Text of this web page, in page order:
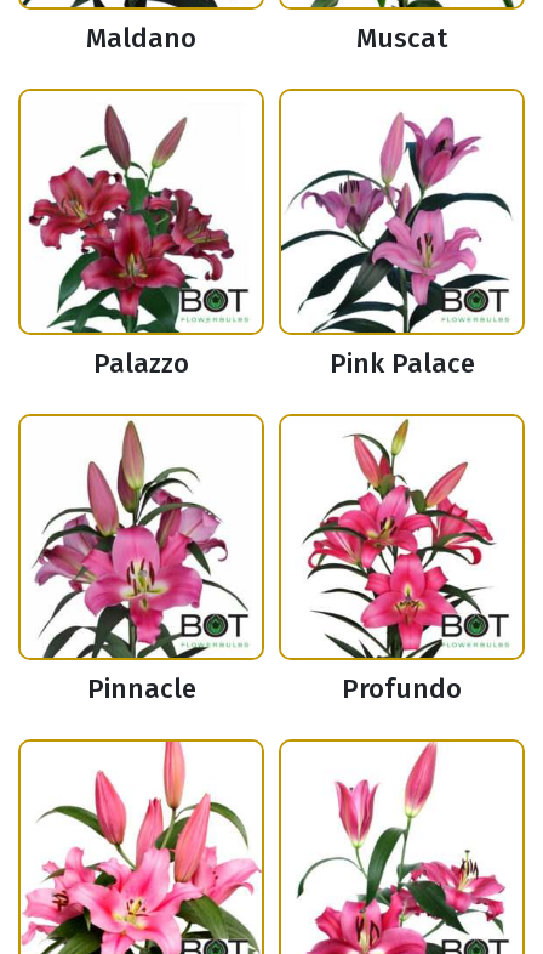
Maldano Muscat
Palazzo Pink Palace
Pinnacle Profundo